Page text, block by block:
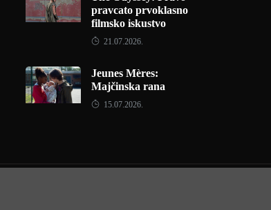
pravcato prvoklasno
filmsko iskustvo
21.07.2026.
Jeunes Mères:
Majčinska rana
15.07.2026.